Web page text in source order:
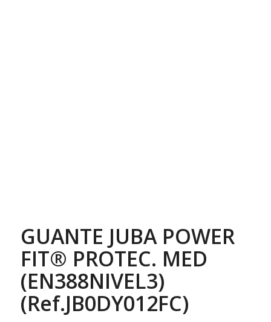
GUANTE JUBA POWER
FIT® PROTEC. MED
(EN388NIVEL3)
(Ref.JB0DY012FC)